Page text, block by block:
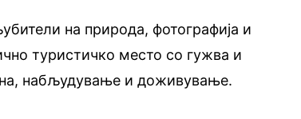
на природа, фотографија и
туристичко место со гужва и
набљудување и доживување.